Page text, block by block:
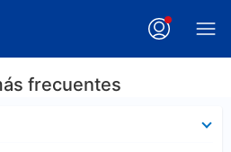
frecuentes